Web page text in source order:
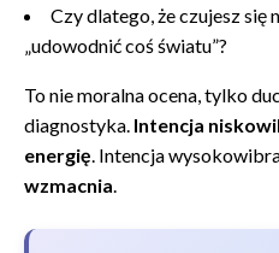
Czy dlatego, że czujesz
„udowodnić coś światu”?
To nie moralna ocena, tylko
diagnostyka. Intencja
energię. Intencja
wzmacnia.